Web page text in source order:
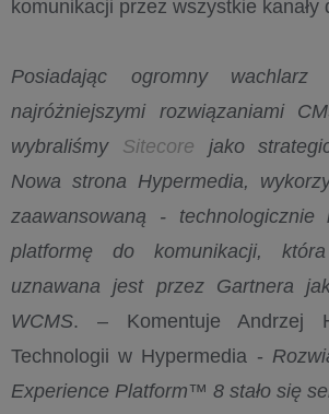
komunikacji przez wszystkie kanały
Posiadając ogromny wachlarz
najróżniejszymi rozwiązaniami
wybraliśmy Sitecore jako
Nowa strona Hypermedia,
zaawansowaną -
platformę do komunikacji,
uznawana jest przez Gartnera
WCMS. – Komentuje Andrzej
Technologii w Hypermedia -
Experience Platform™ 8 stało się